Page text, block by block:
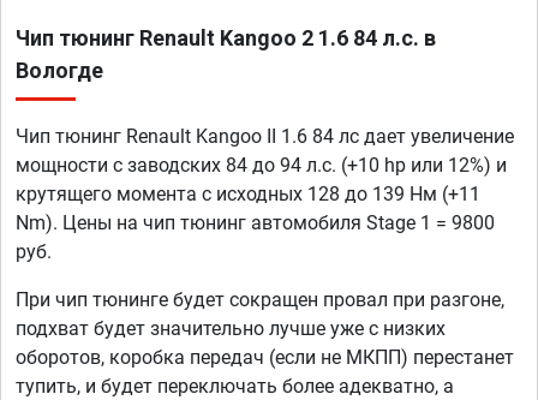
Чип тюнинг Renault Kangoo 2 1.6 84 л.с. в
Вологде
Чип тюнинг Renault Kangoo II 1.6 84 лс дает увеличение
мощности с заводских 84 до 94 л.с. (+10 hp или 12%) и
крутящего момента с исходных 128 до 139 Нм (+11
Nm). Цены на чип тюнинг автомобиля Stage 1 = 9800
руб.
При чип тюнинге будет сокращен провал при разгоне,
подхват будет значительно лучше уже с низких
оборотов, коробка передач (если не МКПП) перестанет
тупить, и будет переключать более адекватно, а